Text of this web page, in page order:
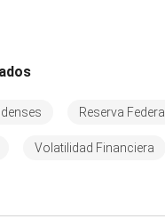
Reserva Federal
Volatilidad Financiera